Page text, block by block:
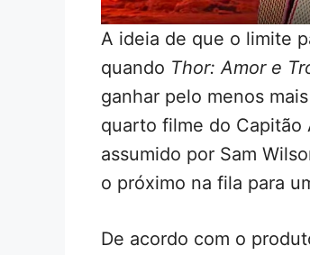
A ideia de que o limite
quando Thor: Amor e
ganhar pelo menos
quarto filme do Capitão
assumido por Sam
o próximo na fila para
De acordo com o